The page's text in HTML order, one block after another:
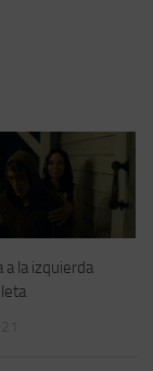
a la izquierda